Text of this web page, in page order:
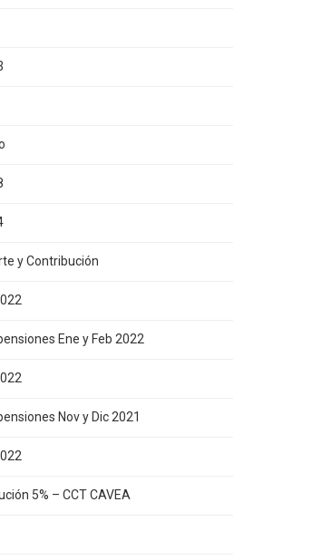
y Contribución
Ene y Feb 2022
Nov y Dic 2021
5% – CCT CAVEA